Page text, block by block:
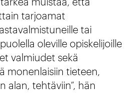
tarjoamat
tai
oleville opiskelijoille
valmiudet sekä
monenlaisiin tieteen,
alan, tehtäviin”, hän